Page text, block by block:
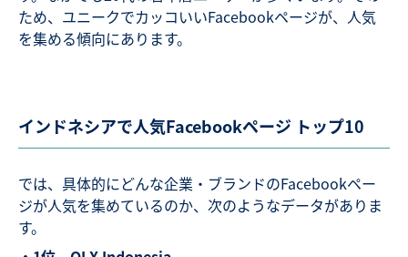
ため、ユニークでカッコいいFacebookページが、人気
を集める傾向にあります。
インドネシアで人気Facebookページ トップ10
では、具体的にどんな企業・ブランドのFacebookペー
ジが人気を集めているのか、次のようなデータがありま
す。